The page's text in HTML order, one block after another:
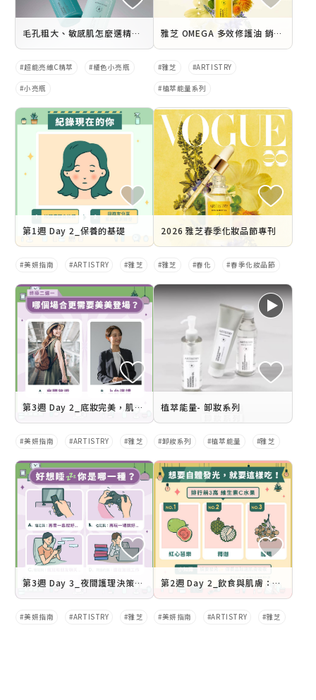
毛孔粗大、敏感肌怎麼選精華液？從玻尿酸、神經醯胺到維他命C的成分挑選指南
超能亮維C精萃 橘色小亮瓶
小亮瓶
雅芝 OMEGA 多效修護油 銷售懶人包
雅芝 ARTISTRY
植萃能量系列
第1週 Day 2_保養的基礎
美妍指南 ARTISTRY 雅芝
2026 雅芝春季化妝品節專刊
雅芝 春化 春季化妝品節
第3週 Day 2_底妝完美，肌膚健康
美妍指南 ARTISTRY 雅芝
植萃能量- 卸妝系列
卸妝系列 植萃能量 雅芝
第3週 Day 3_夜間護理決策：睡前肌膚準備
美妍指南 ARTISTRY 雅芝
第2週 Day 2_飲食與肌膚：美容食物功效解析
美妍指南 ARTISTRY 雅芝